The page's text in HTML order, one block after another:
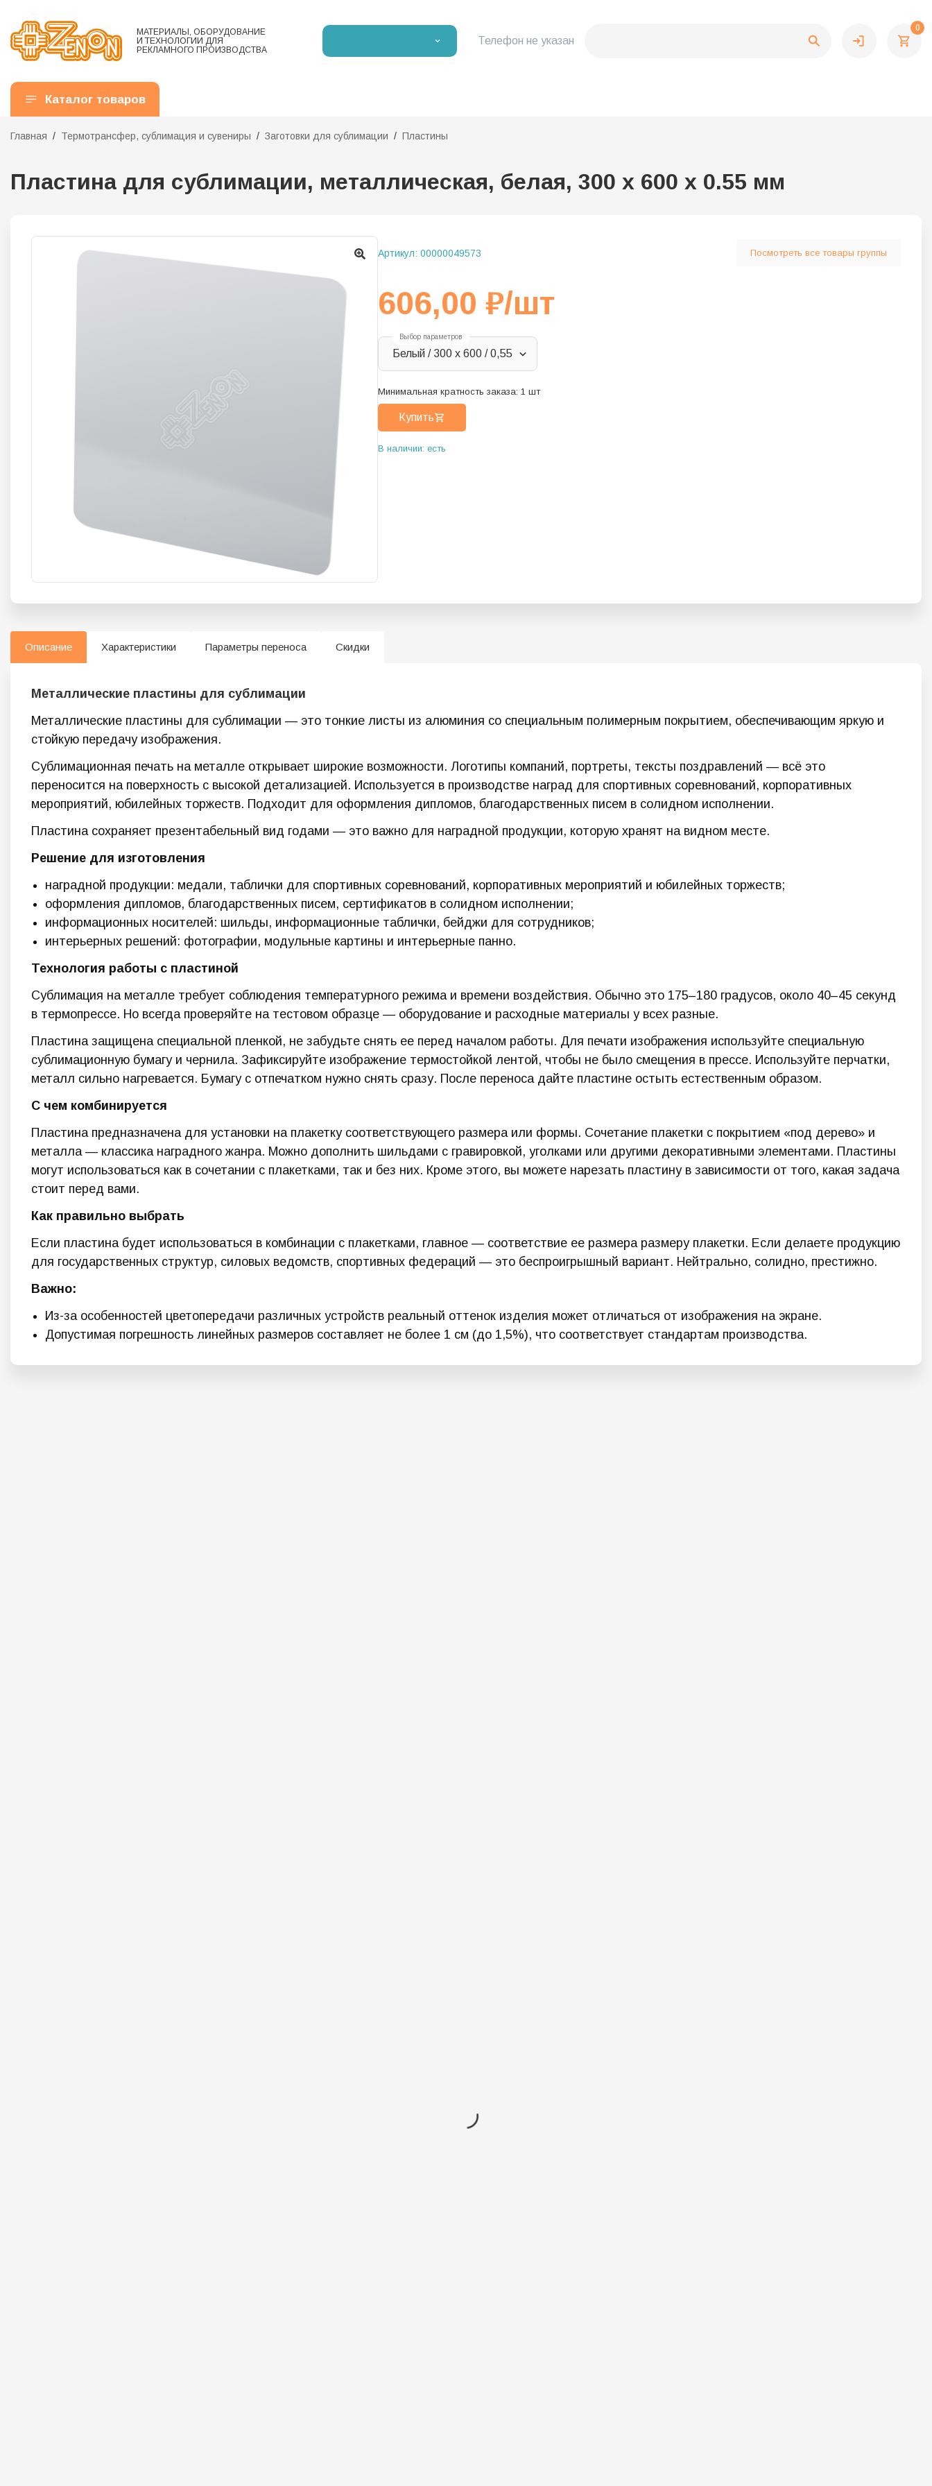
МАТЕРИАЛЫ, ОБОРУДОВАНИЕ
И ТЕХНОЛОГИИ ДЛЯ
РЕКЛАМНОГО ПРОИЗВОДСТВА
Телефон не указан
0
Каталог товаров
Главная Термотрансфер, сублимация и сувениры Заготовки для сублимации Пластины
Пластина для сублимации, металлическая, белая, 300 х 600 х 0.55 мм
Артикул: 00000049573 Посмотреть все товары группы
606,00 ₽/шт
Выбор параметров
Белый / 300 х 600 / 0,55
Минимальная кратность заказа: 1 шт
Купить
В наличии: есть
Описание Характеристики Параметры переноса Скидки
Металлические пластины для сублимации
Металлические пластины для сублимации — это тонкие листы из алюминия со специальным полимерным покрытием, обеспечивающим яркую и
стойкую передачу изображения.
Сублимационная печать на металле открывает широкие возможности. Логотипы компаний, портреты, тексты поздравлений — всё это
переносится на поверхность с высокой детализацией. Используется в производстве наград для спортивных соревнований, корпоративных
мероприятий, юбилейных торжеств. Подходит для оформления дипломов, благодарственных писем в солидном исполнении.
Пластина сохраняет презентабельный вид годами — это важно для наградной продукции, которую хранят на видном месте.
Решение для изготовления
наградной продукции: медали, таблички для спортивных соревнований, корпоративных мероприятий и юбилейных торжеств;
оформления дипломов, благодарственных писем, сертификатов в солидном исполнении;
информационных носителей: шильды, информационные таблички, бейджи для сотрудников;
интерьерных решений: фотографии, модульные картины и интерьерные панно.
Технология работы с пластиной
Сублимация на металле требует соблюдения температурного режима и времени воздействия. Обычно это 175–180 градусов, около 40–45 секунд
в термопрессе. Но всегда проверяйте на тестовом образце — оборудование и расходные материалы у всех разные.
Пластина защищена специальной пленкой, не забудьте снять ее перед началом работы. Для печати изображения используйте специальную
сублимационную бумагу и чернила. Зафиксируйте изображение термостойкой лентой, чтобы не было смещения в прессе. Используйте перчатки,
металл сильно нагревается. Бумагу с отпечатком нужно снять сразу. После переноса дайте пластине остыть естественным образом.
С чем комбинируется
Пластина предназначена для установки на плакетку соответствующего размера или формы. Сочетание плакетки с покрытием «под дерево» и
металла — классика наградного жанра. Можно дополнить шильдами с гравировкой, уголками или другими декоративными элементами. Пластины
могут использоваться как в сочетании с плакетками, так и без них. Кроме этого, вы можете нарезать пластину в зависимости от того, какая задача
стоит перед вами.
Как правильно выбрать
Если пластина будет использоваться в комбинации с плакетками, главное — соответствие ее размера размеру плакетки. Если делаете продукцию
для государственных структур, силовых ведомств, спортивных федераций — это беспроигрышный вариант. Нейтрально, солидно, престижно.
Важно:
Из-за особенностей цветопередачи различных устройств реальный оттенок изделия может отличаться от изображения на экране.
Допустимая погрешность линейных размеров составляет не более 1 см (до 1,5%), что соответствует стандартам производства.